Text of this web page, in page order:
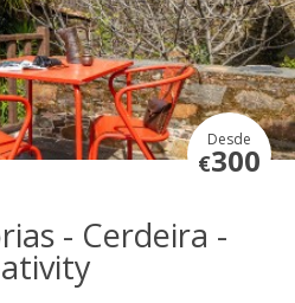
Desde
€300
- Cerdeira -